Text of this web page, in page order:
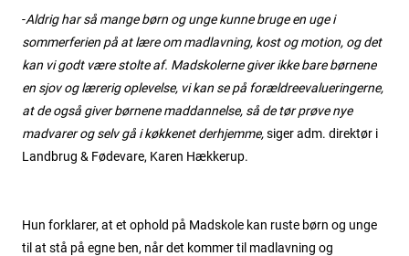
-Aldrig har så mange børn og unge kunne bruge en uge i
sommerferien på at lære om madlavning, kost og motion, og det
kan vi godt være stolte af. Madskolerne giver ikke bare børnene
en sjov og lærerig oplevelse, vi kan se på forældreevalueringerne,
at de også giver børnene maddannelse, så de tør prøve nye
madvarer og selv gå i køkkenet derhjemme,siger adm. direktør i
Landbrug & Fødevare, Karen Hækkerup.
Hun forklarer, at et ophold på Madskole kan ruste børn og unge
til at stå på egne ben, når det kommer til madlavning og